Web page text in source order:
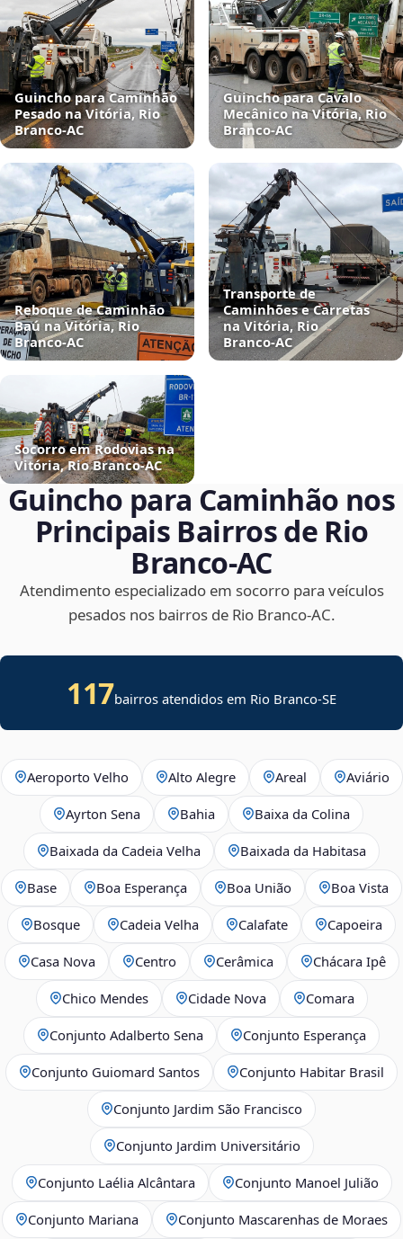
Guincho para Caminhão
Pesado na Vitória, Rio
Branco‑AC
Guincho para Cavalo
Mecânico na Vitória, Rio
Branco‑AC
Reboque de Caminhão
Baú na Vitória, Rio
Branco‑AC
Transporte de
Caminhões e Carretas
na Vitória, Rio
Branco‑AC
Socorro em Rodovias na
Vitória, Rio Branco‑AC
Guincho para Caminhão nos
Principais Bairros de Rio
Branco‑AC
Atendimento especializado em socorro para veículos
pesados nos bairros de Rio Branco‑AC.
117bairros atendidos em Rio Branco-SE
Aeroporto Velho Alto Alegre Areal Aviário
Ayrton Sena Bahia Baixa da Colina
Baixada da Cadeia Velha Baixada da Habitasa
Base Boa Esperança Boa União Boa Vista
Bosque Cadeia Velha Calafate Capoeira
Casa Nova Centro Cerâmica Chácara Ipê
Chico Mendes Cidade Nova Comara
Conjunto Adalberto Sena Conjunto Esperança
Conjunto Guiomard Santos Conjunto Habitar Brasil
Conjunto Jardim São Francisco
Conjunto Jardim Universitário
Conjunto Laélia Alcântara Conjunto Manoel Julião
Conjunto Mariana Conjunto Mascarenhas de Moraes